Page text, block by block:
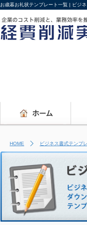
お歳暮お礼状テンプレート一覧 | ビジ
HOME ビジネス書式テンプ